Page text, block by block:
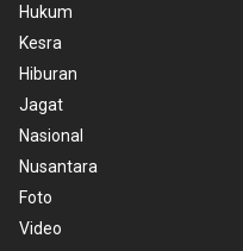
Hukum
Kesra
Hiburan
Jagat
Nasional
Nusantara
Foto
Video